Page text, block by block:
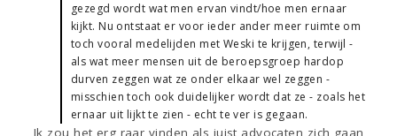
gezegd wordt wat men ervan vindt/hoe men ernaar
kijkt. Nu ontstaat er voor ieder ander meer ruimte om
toch vooral medelijden met Weski te krijgen, terwijl -
als wat meer mensen uit de beroepsgroep hardop
durven zeggen wat ze onder elkaar wel zeggen -
misschien toch ook duidelijker wordt dat ze - zoals het
ernaar uit lijkt te zien - echt te ver is gegaan.
Ik zou het erg raar vinden als juist advocaten zich gaan